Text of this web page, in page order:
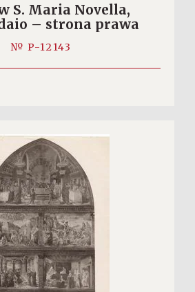
S. Maria Novella,
– strona prawa
№ P-12143